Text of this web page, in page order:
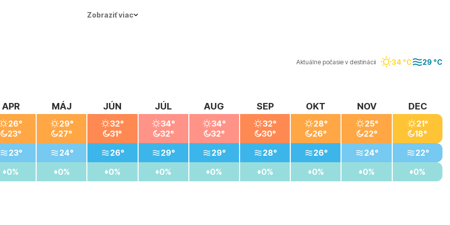
Zobraziť viac
Aktuálne počasie v destinácii 34 °C 29 °C
APR
26°
23°
23°
0%
MÁJ
29°
27°
24°
0%
JÚN
32°
31°
26°
0%
JÚL
34°
32°
29°
0%
AUG
34°
32°
29°
0%
SEP
32°
30°
28°
0%
OKT
28°
26°
26°
0%
NOV
25°
22°
24°
0%
DEC
21°
18°
22°
0%